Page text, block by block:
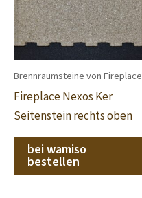
Brennraumsteine von Fireplace
Fireplace Nexos Ker
Seitenstein rechts oben
bei wamiso
bestellen